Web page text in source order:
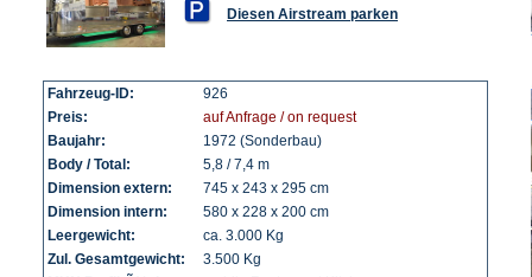
Diesen Airstream parken
Fahrzeug-ID:
926
Preis:
auf Anfrage / on request
Baujahr:
1972 (Sonderbau)
Body / Total:
5,8 / 7,4 m
Dimension extern:
745 x 243 x 295 cm
Dimension intern:
580 x 228 x 200 cm
Leergewicht:
ca. 3.000 Kg
Zul. Gesamtgewicht:
3.500 Kg